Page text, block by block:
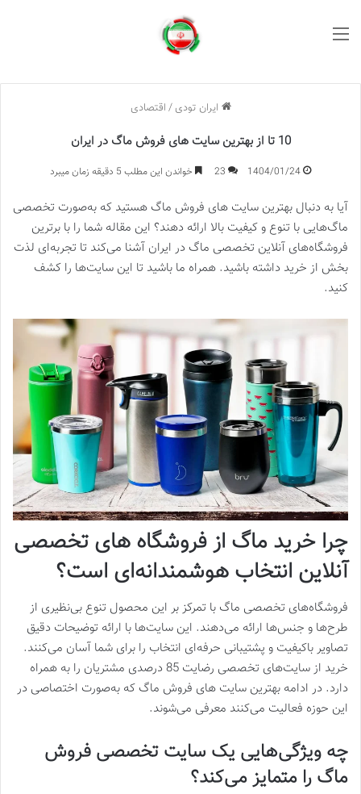
ایران تودی / اقتصادی
10 تا از بهترین سایت های فروش ماگ در ایران
1404/01/24
23 خواندن این مطلب 5 دقیقه زمان میبرد
آیا به دنبال بهترین سایت های فروش ماگ هستید که به‌صورت تخصصی
ماگ‌هایی با تنوع و کیفیت بالا ارائه دهند؟ این مقاله شما را با برترین
فروشگاه‌های آنلاین تخصصی ماگ در ایران آشنا می‌کند تا تجربه‌ای لذت‌
بخش از خرید داشته باشید. همراه ما باشید تا این سایت‌ها را کشف
کنید.
چرا خرید ماگ از فروشگاه‌ های تخصصی
آنلاین انتخاب هوشمندانه‌ای است؟
فروشگاه‌های تخصصی ماگ با تمرکز بر این محصول تنوع بی‌نظیری از
طرح‌ها و جنس‌ها ارائه می‌دهند. این سایت‌ها با ارائه توضیحات دقیق
تصاویر باکیفیت و پشتیبانی حرفه‌ای انتخاب را برای شما آسان می‌کنند.
خرید از سایت‌های تخصصی رضایت 85 درصدی مشتریان را به همراه
دارد. در ادامه بهترین سایت های فروش ماگ که به‌صورت اختصاصی در
این حوزه فعالیت می‌کنند معرفی می‌شوند.
چه ویژگی‌هایی یک سایت تخصصی فروش
ماگ را متمایز می‌کند؟